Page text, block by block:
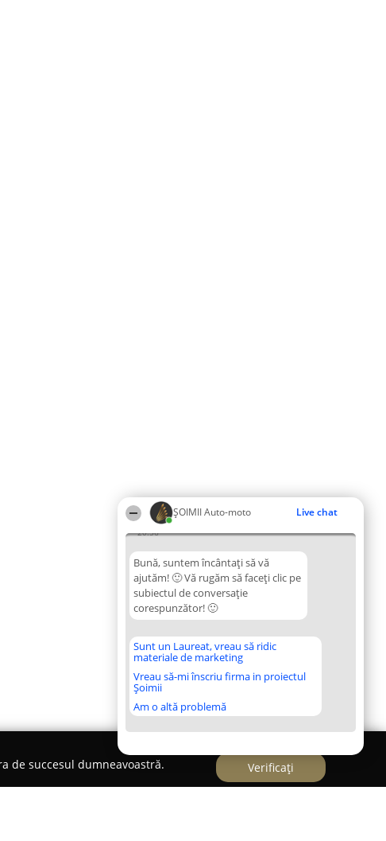
ȘOIMII Auto-moto Live chat
20:56
Bună, suntem încântați să vă
ajutăm! 🙂 Vă rugăm să faceți clic pe
subiectul de conversație
corespunzător! 🙂
Sunt un Laureat, vreau să ridic
materiale de marketing
Vreau să-mi înscriu firma in proiectul
Șoimii
Am o altă problemă
de succesul dumneavoastră.
Verificați